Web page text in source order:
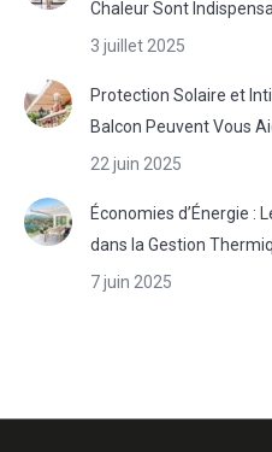
Chaleur Sont
3 juillet 2025
Protection Solaire et
Balcon Peuvent Vous
22 juin 2025
Économies d’Énergie :
dans la Gestion
7 juin 2025